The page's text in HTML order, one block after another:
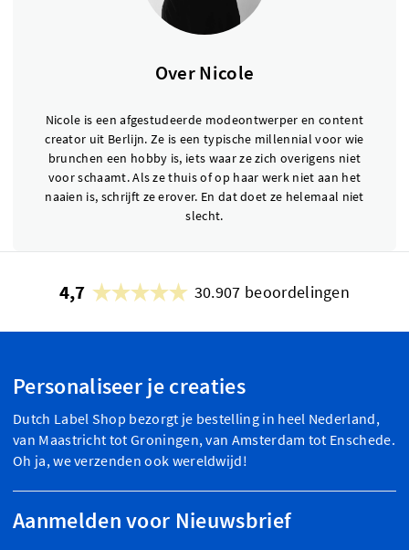
Over Nicole
Nicole is een afgestudeerde modeontwerper en content
creator uit Berlijn. Ze is een typische millennial voor wie
brunchen een hobby is, iets waar ze zich overigens niet
voor schaamt. Als ze thuis of op haar werk niet aan het
naaien is, schrijft ze erover. En dat doet ze helemaal niet
slecht.
4,7 30.907 beoordelingen
Personaliseer je creaties
Dutch Label Shop bezorgt je bestelling in heel Nederland,
van Maastricht tot Groningen, van Amsterdam tot Enschede.
Oh ja, we verzenden ook wereldwijd!
Aanmelden voor Nieuwsbrief